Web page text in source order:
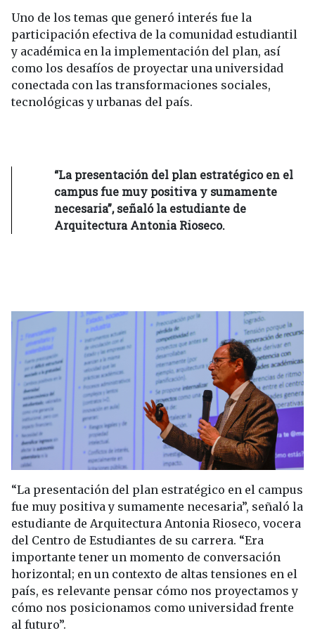
Uno de los temas que generó interés fue la
participación efectiva de la comunidad estudiantil
y académica en la implementación del plan, así
como los desafíos de proyectar una universidad
conectada con las transformaciones sociales,
tecnológicas y urbanas del país.
“La presentación del plan estratégico en el
campus fue muy positiva y sumamente
necesaria”, señaló la estudiante de
Arquitectura Antonia Rioseco.
“La presentación del plan estratégico en el campus
fue muy positiva y sumamente necesaria”, señaló la
estudiante de Arquitectura Antonia Rioseco, vocera
del Centro de Estudiantes de su carrera. “Era
importante tener un momento de conversación
horizontal; en un contexto de altas tensiones en el
país, es relevante pensar cómo nos proyectamos y
cómo nos posicionamos como universidad frente
al futuro”.